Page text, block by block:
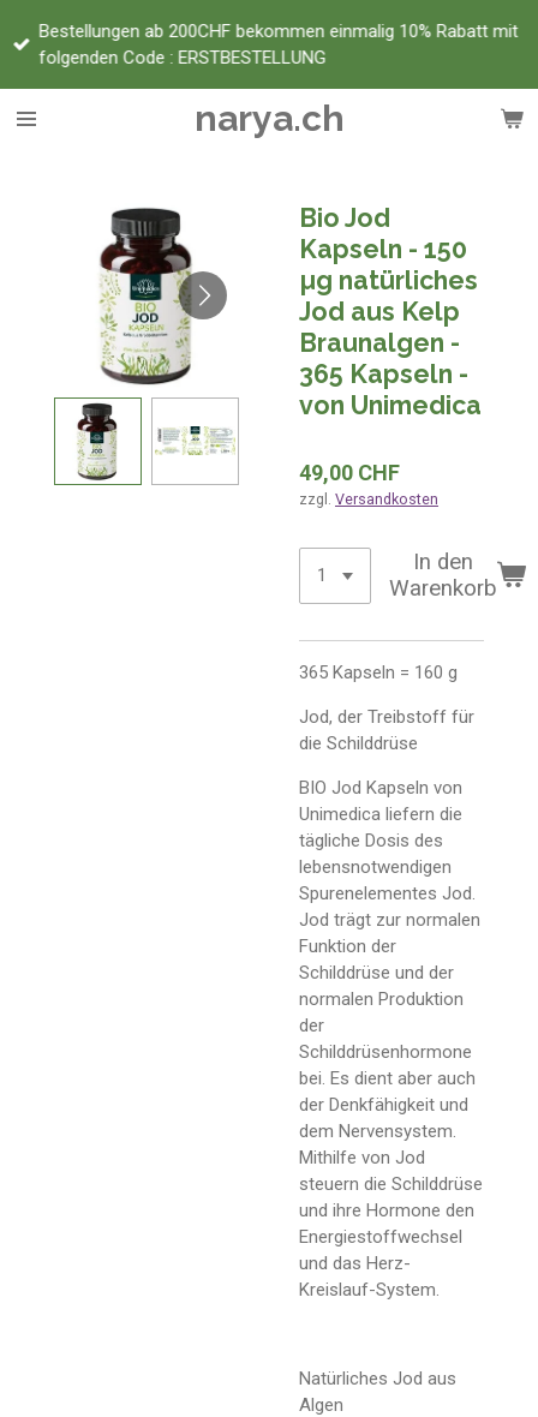
Zum
Hauptinhalt
narya.ch
Bestellungen ab 200CHF bekommen einmalig 10% Rabatt mit
folgenden Code : ERSTBESTELLUNG
Bio Jod
Kapseln - 150
µg natürliches
Jod aus Kelp
Braunalgen -
365 Kapseln -
von Unimedica
49,00 CHF
zzgl. Versandkosten
In den
Warenkorb
365 Kapseln = 160 g
Jod, der Treibstoff für
die Schilddrüse
BIO Jod Kapseln von
Unimedica liefern die
tägliche Dosis des
lebensnotwendigen
Spurenelementes Jod.
Jod trägt zur normalen
Funktion der
Schilddrüse und der
normalen Produktion
der
Schilddrüsenhormone
bei. Es dient aber auch
der Denkfähigkeit und
dem Nervensystem.
Mithilfe von Jod
steuern die Schilddrüse
und ihre Hormone den
Energiestoffwechsel
und das Herz-
Kreislauf-System.
Natürliches Jod aus
Algen